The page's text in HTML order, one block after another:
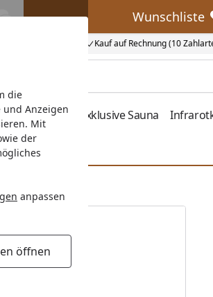
die
Anzeigen
Mit
der
anpassen
öffnen
Kauf auf Rechnung (10
Wunschliste
Wunschliste
Zubehör Exklusive Sauna